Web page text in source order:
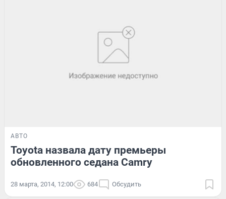
АВТО
Toyota назвала дату премьеры
обновленного седана Camry
28 марта, 2014, 12:00 684 Обсудить